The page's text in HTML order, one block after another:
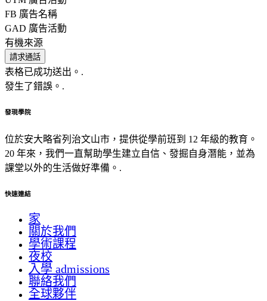
FB 廣告名稱
GAD 廣告活動
有機來源
請求通話
表格已成功送出。.
發生了錯誤。.
發現學院
位於安大略省列治文山市，提供從學前班到 12 年級的教育。
20 年來，我們一直幫助學生建立自信、發掘自身潛能，並為
課堂以外的生活做好準備。.
快速連結
家
關於我們
學術課程
夜校
入學 admissions
聯絡我們
全球夥伴